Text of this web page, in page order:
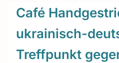
Café
ukrainisch-
Treffpunkt